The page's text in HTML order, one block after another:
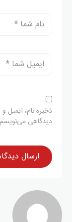
ذخیره نام، ایمیل
دیدگاهی